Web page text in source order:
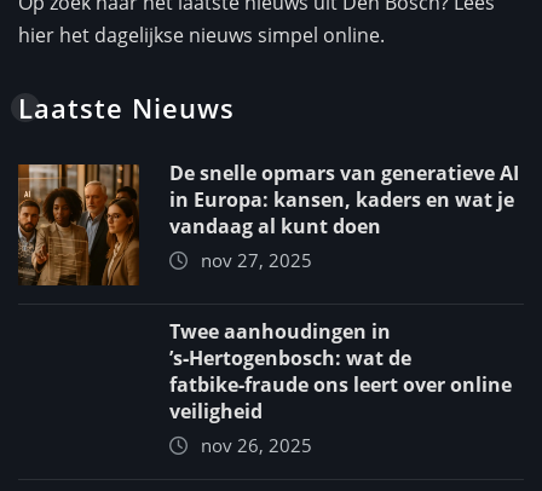
hier het dagelijkse nieuws simpel online.
Laatste Nieuws
De snelle opmars van generatieve AI
in Europa: kansen, kaders en wat je
vandaag al kunt doen
nov 27, 2025
Twee aanhoudingen in
’s‑Hertogenbosch: wat de
fatbike‑fraude ons leert over online
veiligheid
nov 26, 2025